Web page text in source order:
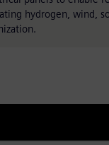
hydrogen, wind,